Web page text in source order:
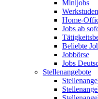
Minijobs
Home-
Jobs ab
Beliebte
Jobbörse
Jobs
Stellenangebote